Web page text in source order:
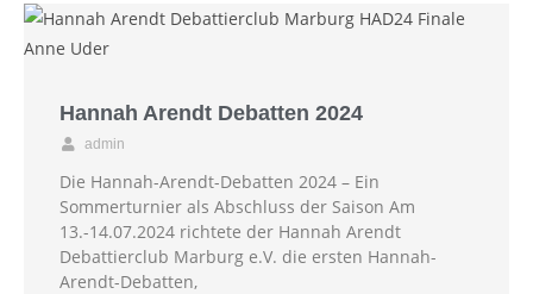
Hannah Arendt Debatten 2024
admin
Die Hannah-Arendt-Debatten 2024 – Ein
Sommerturnier als Abschluss der Saison Am
13.-14.07.2024 richtete der Hannah Arendt
Debattierclub Marburg e.V. die ersten Hannah-
Arendt-Debatten,